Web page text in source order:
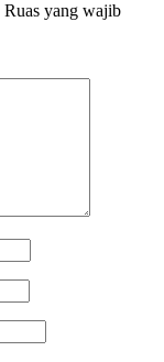
Ruas yang wajib